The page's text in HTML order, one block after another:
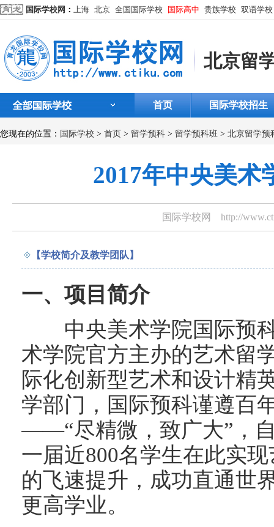
国际学校网 ： 上海 北京 全国国际学校 国际高中 贵族学校 双语学校
北京留
首页 国际学校招生
您现在的位置： 国际学校 > 首页 > 留学预科 > 留学预科班 > 北京留学预
2017年中央美术
国际学校网 http://
【学校简介及教学团队】
一、项目简介
中央美术学院国际预科
术学院官方主办的艺术留
际化创新型艺术和设计精
学部门，国际预科谨遵百
——“尽精微，致广大”，
一届近800名学生在此实
的飞速提升，成功直通世
更高学业。